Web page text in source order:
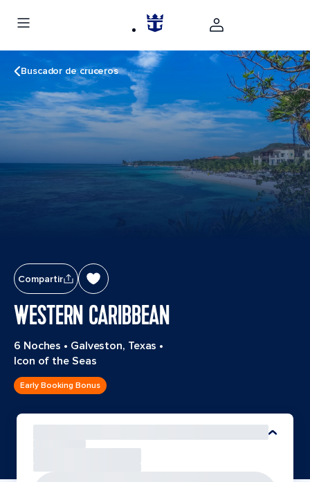
Buscador de cruceros
Compartir
WESTERN CARIBBEAN
6 Noches • Galveston, Texas •
Icon of the Seas
Early Booking Bonus